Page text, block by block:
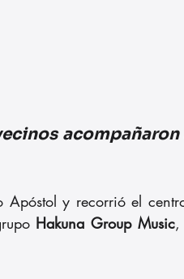
acompañaron
Apóstol y recorrió el
Hakuna Group Music